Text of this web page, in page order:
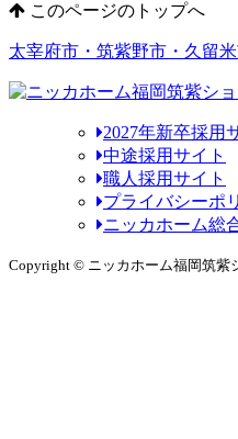
このページのトップへ
太宰府市・筑紫野市・久留
2027年新卒採用
中途採用サイト
職人採用サイト
プライバシーポ
ニッカホーム総
Copyright © ニッカホーム福岡筑紫